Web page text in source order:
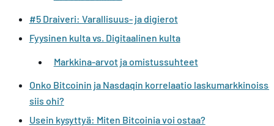
#5 Draiveri: Varallisuus- ja digierot
Fyysinen kulta vs. Digitaalinen kulta
Markkina-arvot ja omistussuhteet
Onko Bitcoinin ja Nasdaqin korrelaatio laskumarkkinoissa
siis ohi?
Usein kysyttyä: Miten Bitcoinia voi ostaa?